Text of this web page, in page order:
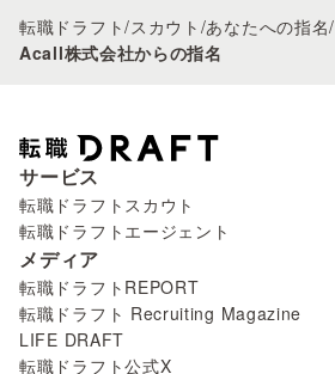
転職ドラフト/スカウト /あなたへの指名/
Acall株式会社からの指名
サービス
転職ドラフトスカウト
転職ドラフトエージェント
メディア
転職ドラフトREPORT
転職ドラフト Recruiting Magazine
LIFE DRAFT
転職ドラフト公式X